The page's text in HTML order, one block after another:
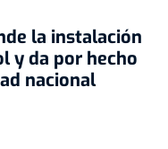
la instalación
y da por hecho
nacional